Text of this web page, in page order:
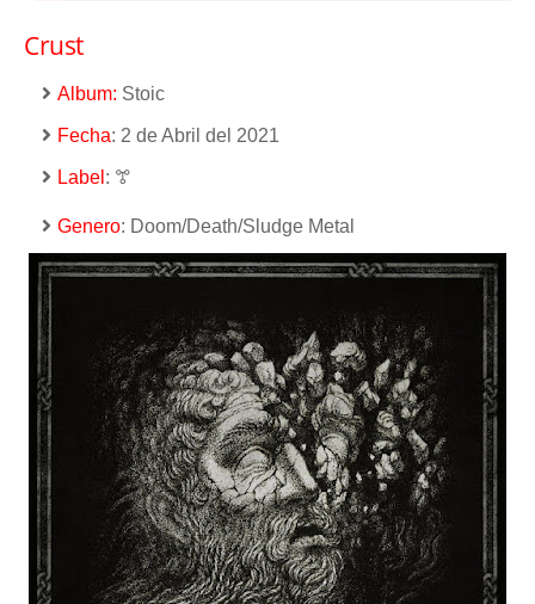
Crust
Album: Stoic
Fecha: 2 de Abril del 2021
Label : ꔅ
Genero: Doom/Death/Sludge Metal